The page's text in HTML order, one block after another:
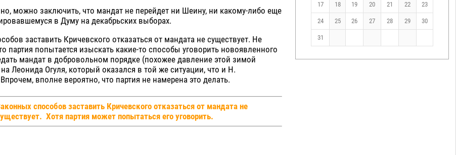
можно заключить, что мандат не перейдет ни Шеину, ни какому-либо еще
в Думу на декабрьских выборах.
заставить Кричевского отказаться от мандата не существует. Не
партия попытается изыскать какие-то способы уговорить новоявленного
мандат в добровольном порядке (похожее давление этой зимой
Леонида Огуля, который оказался в той же ситуации, что и Н.
вполне вероятно, что партия не намерена это делать.
способов заставить Кричевского отказаться от мандата не
Хотя партия может попытаться его уговорить.
17 18 19 20 21 22 23
24 25 26 27 28 29 30
31